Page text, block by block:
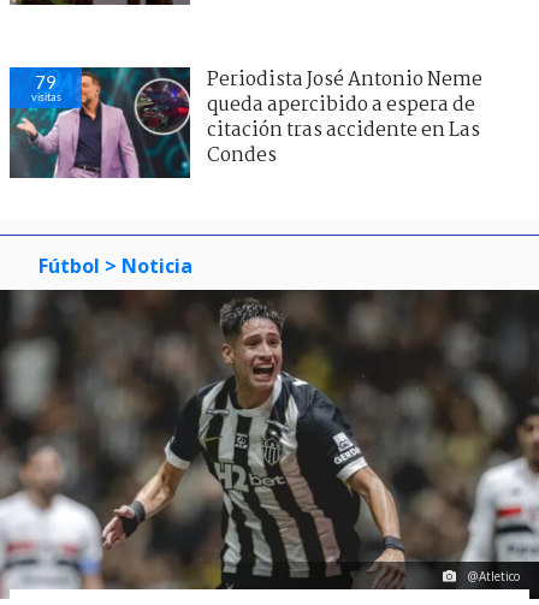
79
visitas
Periodista José Antonio Neme
queda apercibido a espera de
citación tras accidente en Las
Condes
Fútbol > Noticia
@Atletico